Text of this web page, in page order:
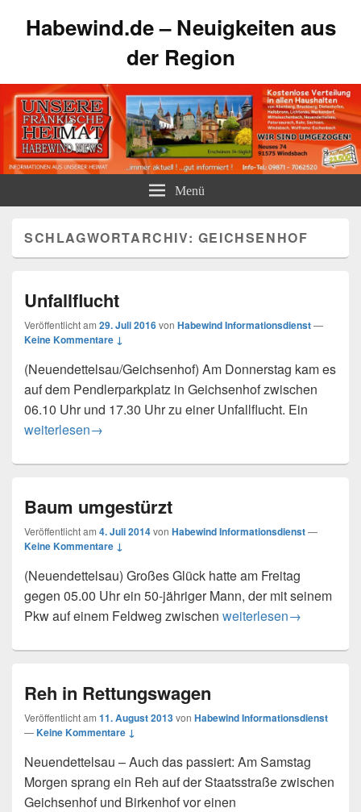
Habewind.de – Neuigkeiten aus
der Region
Menü
SCHLAGWORTARCHIV: GEICHSENHOF
Unfallflucht
Veröffentlicht am 29. Juli 2016von Habewind Informationsdienst—
Keine Kommentare ↓
(Neuendettelsau/Geichsenhof) Am Donnerstag kam es
auf dem Pendlerparkplatz in Geichsenhof zwischen
06.10 Uhr und 17.30 Uhr zu einer Unfallflucht. Ein
Unfallflucht
weiterlesen→
Baum umgestürzt
Veröffentlicht am 4. Juli 2014von Habewind Informationsdienst—
Keine Kommentare ↓
(Neuendettelsau) Großes Glück hatte am Freitag
gegen 05.00 Uhr ein 50-jähriger Mann, der mit seinem
Pkw auf einem Feldweg zwischen Baum umgestürzt
weiterlesen→
Reh in Rettungswagen
Veröffentlicht am 11. August 2013von Habewind Informationsdienst
—Keine Kommentare ↓
Neuendettelsau – Auch das passiert: Am Samstag
Morgen sprang ein Reh auf der Staatsstraße zwischen
Geichsenhof und Birkenhof vor einen